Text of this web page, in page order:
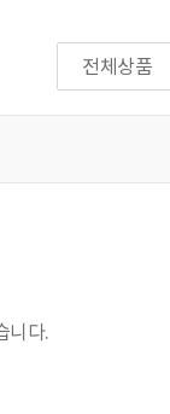
전체상품
니다.